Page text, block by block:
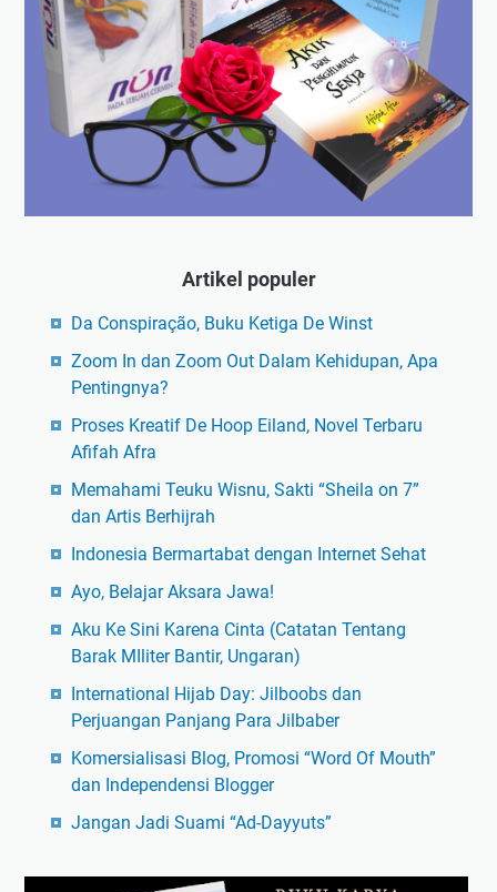
Artikel populer
Da Conspiração, Buku Ketiga De Winst
Zoom In dan Zoom Out Dalam Kehidupan, Apa
Pentingnya?
Proses Kreatif De Hoop Eiland, Novel Terbaru
Afifah Afra
Memahami Teuku Wisnu, Sakti “Sheila on 7”
dan Artis Berhijrah
Indonesia Bermartabat dengan Internet Sehat
Ayo, Belajar Aksara Jawa!
Aku Ke Sini Karena Cinta (Catatan Tentang
Barak MIliter Bantir, Ungaran)
International Hijab Day: Jilboobs dan
Perjuangan Panjang Para Jilbaber
Komersialisasi Blog, Promosi “Word Of Mouth”
dan Independensi Blogger
Jangan Jadi Suami “Ad-Dayyuts”